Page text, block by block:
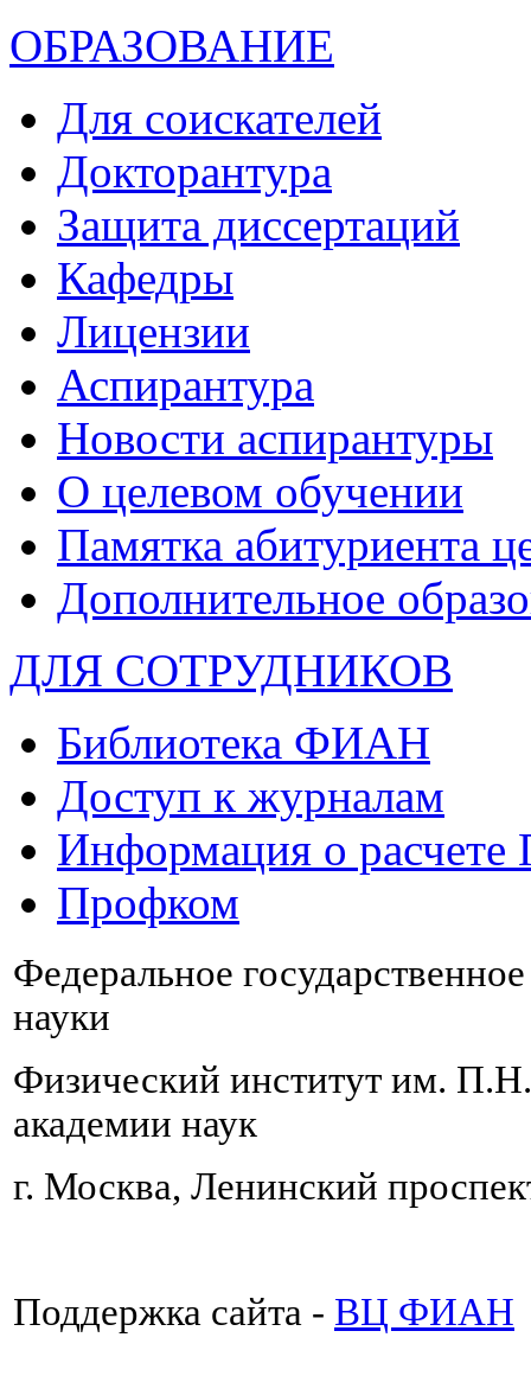
ОБРАЗОВАНИЕ
Для соискателей
Докторантура
Защита диссертаций
Кафедры
Лицензии
Аспирантура
Новости аспирантуры
О целевом обучении
Памятка абитуриента
Дополнительное
ДЛЯ СОТРУДНИКОВ
Библиотека ФИАН
Доступ к журналам
Информация о
Профком
Федеральное
науки
Физический институт им.
академии наук
г. Москва, Ленинский
Поддержка сайта - ВЦ ФИАН